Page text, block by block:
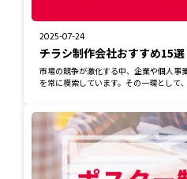
2025-07-24
チラシ制作会社おすすめ15
市場の競争が激化する中、企業や個人事
を常に模索しています。その一環として